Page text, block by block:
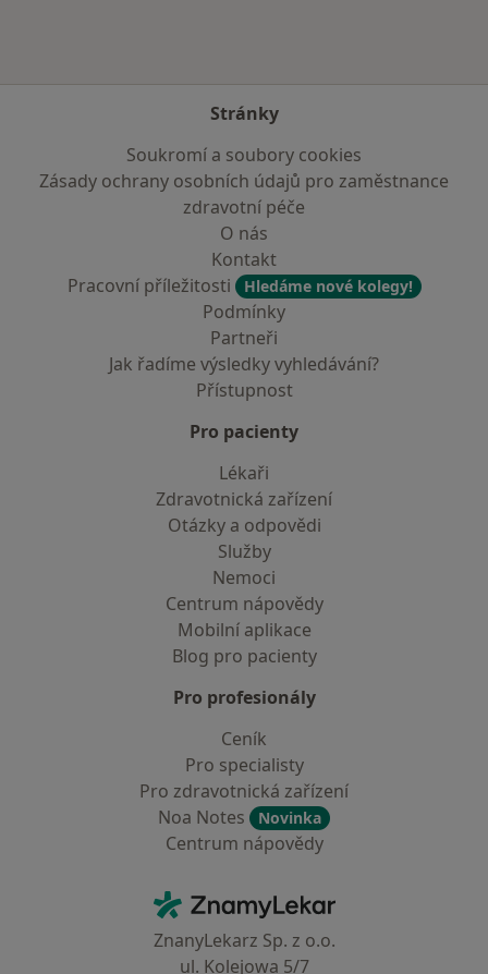
Stránky
Soukromí a soubory cookies
Zásady ochrany osobních údajů pro zaměstnance
zdravotní péče
O nás
Kontakt
Pracovní příležitosti
Hledáme nové kolegy!
Podmínky
Partneři
Jak řadíme výsledky vyhledávání?
Přístupnost
Pro pacienty
Lékaři
Zdravotnická zařízení
Otázky a odpovědi
Služby
Nemoci
Centrum nápovědy
Mobilní aplikace
Blog pro pacienty
Pro profesionály
Ceník
Pro specialisty
Pro zdravotnická zařízení
Noa Notes
Novinka
Centrum nápovědy
ZnamyLekar - Hlavní stránka
ZnanyLekarz Sp. z o.o.
ul. Kolejowa 5/7